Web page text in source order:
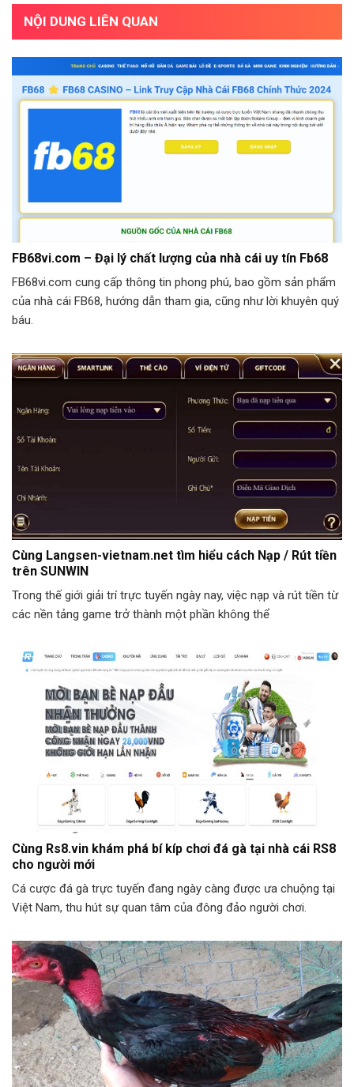
NỘI DUNG LIÊN QUAN
FB68vi.com – Đại lý chất lượng của nhà cái uy tín Fb68
FB68vi.com cung cấp thông tin phong phú, bao gồm sản phẩm
của nhà cái FB68, hướng dẫn tham gia, cũng như lời khuyên quý
báu.
Cùng Langsen-vietnam.net tìm hiểu cách Nạp / Rút tiền
trên SUNWIN
Trong thế giới giải trí trực tuyến ngày nay, việc nạp và rút tiền từ
các nền tảng game trở thành một phần không thể
Cùng Rs8.vin khám phá bí kíp chơi đá gà tại nhà cái RS8
cho người mới
Cá cược đá gà trực tuyến đang ngày càng được ưa chuộng tại
Việt Nam, thu hút sự quan tâm của đông đảo người chơi.